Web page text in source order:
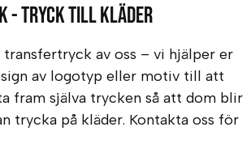
- Tryck till kläder
av oss – vi hjälper er
av logotyp eller motiv till att
fram själva trycken så att dom blir
trycka på kläder. Kontakta oss för